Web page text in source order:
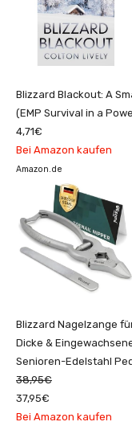
Blizzard Blackout: A
(EMP Survival in a
4,71€
Bei Amazon kaufen
Amazon.de
Blizzard Nagelzange
Dicke &
Senioren-Edelstahl
38,95€
37,95€
Bei Amazon kaufen